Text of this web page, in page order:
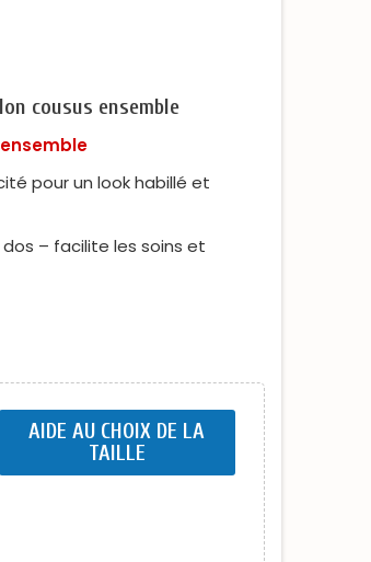
cousus ensemble
pour un look habillé et
dos – facilite les soins et
AIDE AU CHOIX DE LA
TAILLE